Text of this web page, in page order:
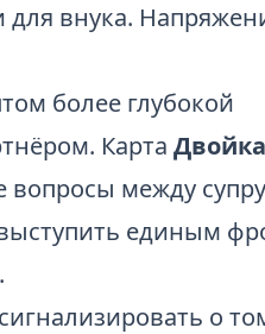
для внука.
более глубокой
Карта Двойка
вопросы между
единым
о